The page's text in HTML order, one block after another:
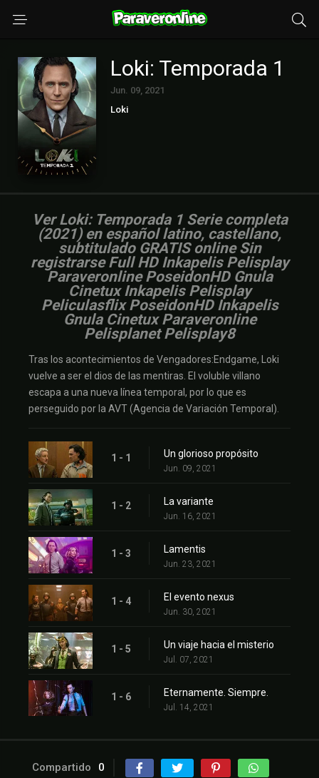
Loki: Temporada 1
Jun. 09, 2021
Loki
Ver Loki: Temporada 1 Serie completa
(2021) en español latino, castellano,
subtitulado GRATIS online Sin
registrarse Full HD Inkapelis Pelisplay
Paraveronline PoseidonHD Gnula
Cinetux Inkapelis Pelisplay
Peliculasflix PoseidonHD Inkapelis
Gnula Cinetux Paraveronline
Pelisplanet Pelisplay8
Tras los acontecimientos de Vengadores:Endgame, Loki
vuelve a ser el dios de las mentiras. El voluble villano
escapa a una nueva línea temporal, por lo que es
perseguido por la AVT (Agencia de Variación Temporal).
1 - 1 Un glorioso propósito
Jun. 09, 2021
1 - 2 La variante
Jun. 16, 2021
1 - 3 Lamentis
Jun. 23, 2021
1 - 4 El evento nexus
Jun. 30, 2021
1 - 5 Un viaje hacia el misterio
Jul. 07, 2021
1 - 6 Eternamente. Siempre.
Jul. 14, 2021
Compartido 0